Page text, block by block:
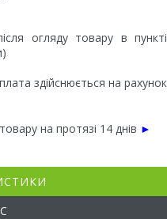
огляду товару в пункті
здійснюється на рахунок
на протязі 14 днів ►